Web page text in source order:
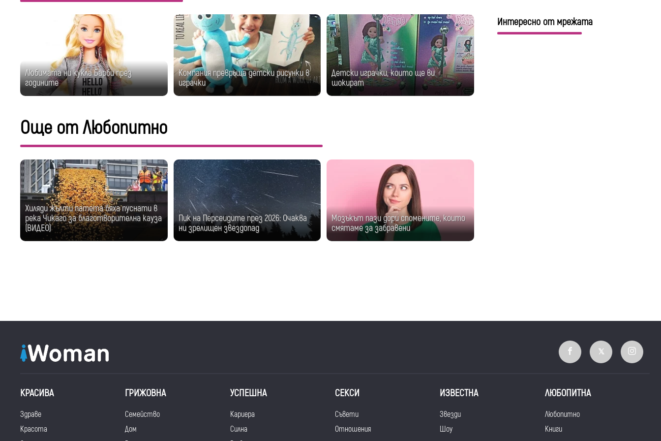
Любимата ни кукла Барби през
годините
Компания превръща детски рисунки в
играчки
Детски играчки, които ще ви
шокират
Още от Любопитно
Хиляди жълти патета бяха пуснати в
река Чикаго за благотворителна кауза
(ВИДЕО)
Пик на Персеидите през 2026: Очаква
ни зрелищен звездопад
Мозъкът пази дори спомените, които
смятаме за забравени
Интересно от мрежата
КРАСИВА
Здраве
Красота
ГРИЖОВНА
Семейство
Дом
УСПЕШНА
Кариера
Силна
СЕКСИ
Съвети
Отношения
ИЗВЕСТНА
Звезди
Шоу
ЛЮБОПИТНА
Любопитно
Книги